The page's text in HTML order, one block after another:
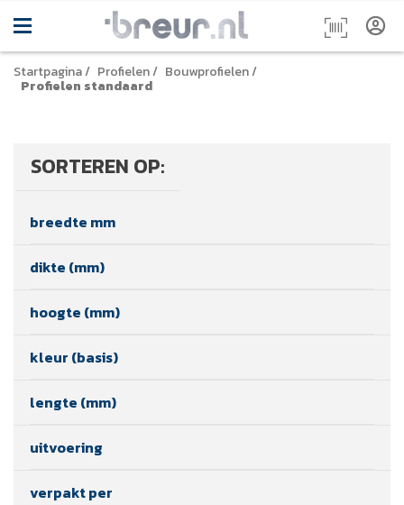
Startpagina/ Profielen/ Bouwprofielen/
Profielen standaard
SORTEREN OP:
breedte mm
dikte (mm)
hoogte (mm)
kleur (basis)
lengte (mm)
uitvoering
verpakt per